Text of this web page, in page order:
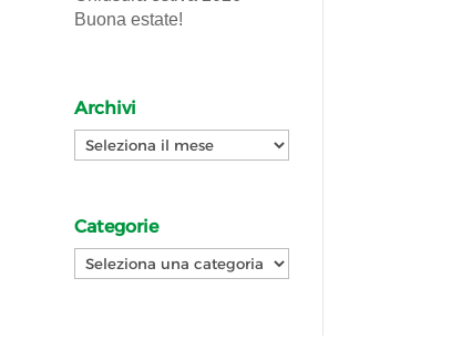
Buona estate!
Archivi
Archivi
Categorie
Categorie